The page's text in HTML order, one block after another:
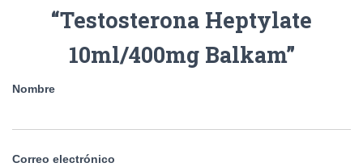
“Testosterona Heptylate
10ml/400mg Balkam”
Nombre
Correo electrónico